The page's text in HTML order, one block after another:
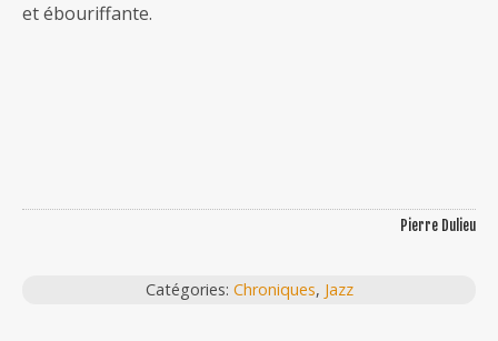
et ébouriffante.
Pierre Dulieu
Catégories: Chroniques, Jazz